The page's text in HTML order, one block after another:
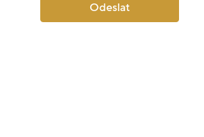
Odeslat